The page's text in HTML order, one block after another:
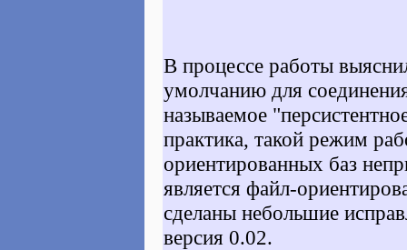
В процессе работы
умолчанию для
называемое
практика, такой режим
ориентированных баз
является файл-
сделаны небольшие
версия 0.02.